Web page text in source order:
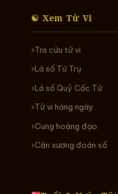
☯ Xem Tử Vi
Tra cứu tử vi
Lá số Tứ Trụ
Lá số Quỷ Cốc Tử
Tử vi hàng ngày
Cung hoàng đạo
Cân xương đoán số